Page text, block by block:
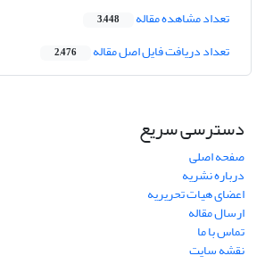
تعداد مشاهده مقاله 3,448
تعداد دریافت فایل اصل مقاله 2,476
دسترسی سریع
صفحه اصلی
درباره نشریه
اعضای هیات تحریریه
ارسال مقاله
تماس با ما
نقشه سایت